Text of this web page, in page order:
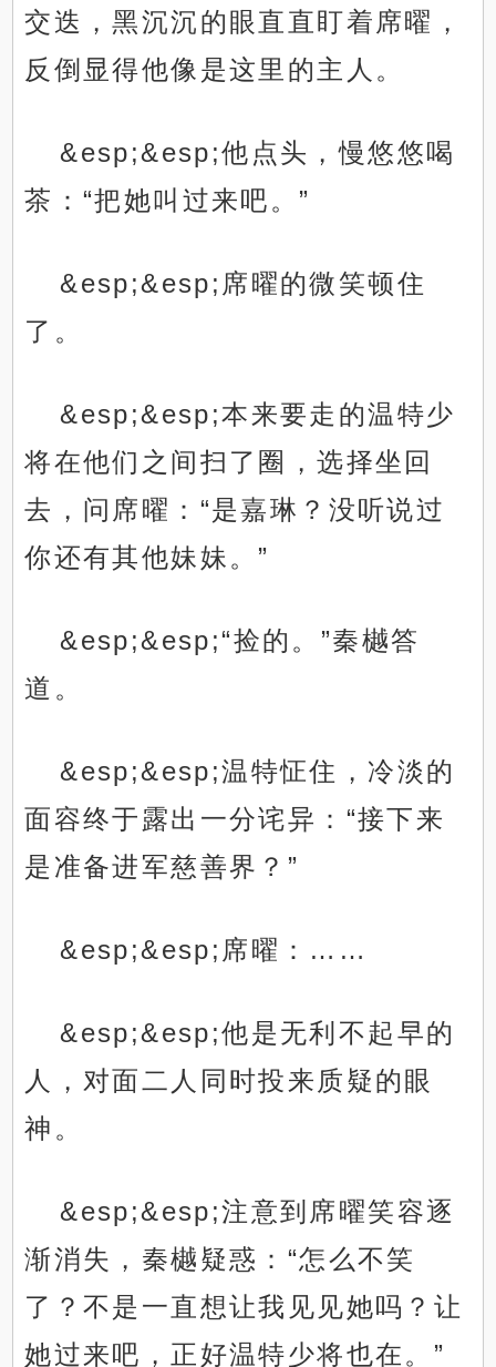
交迭，黑沉沉的眼直直盯着席曜，
反倒显得他像是这里的主人。
&esp;&esp;他点头，慢悠悠喝
茶：“把她叫过来吧。”
&esp;&esp;席曜的微笑顿住
了。
&esp;&esp;本来要走的温特少
将在他们之间扫了圈，选择坐回
去，问席曜：“是嘉琳？没听说过
你还有其他妹妹。”
&esp;&esp;“捡的。”秦樾答
道。
&esp;&esp;温特怔住，冷淡的
面容终于露出一分诧异：“接下来
是准备进军慈善界？”
&esp;&esp;席曜：……
&esp;&esp;他是无利不起早的
人，对面二人同时投来质疑的眼
神。
&esp;&esp;注意到席曜笑容逐
渐消失，秦樾疑惑：“怎么不笑
了？不是一直想让我见见她吗？让
她过来吧，正好温特少将也在。”